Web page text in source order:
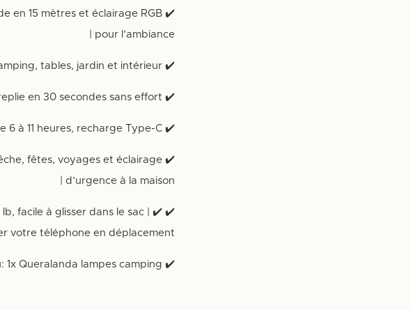
en 15 mètres et éclairage RGB
pour l’ambiance |
✔️ Résistance à l’eau IPX4: adaptée au camping, tables, jardin et intérieur |
✔️ Mise en rangement rapide: se replie en 30 secondes sans effort |
✔️ Batterie 4000 mAh: autonomie de 6 à 11 heures, recharge Type-C |
fêtes, voyages et éclairage
d’urgence à la maison |
lb, facile à glisser dans le sac | ✔️
votre téléphone en déplacement |
✔️ Contenu: 1x Queralanda lampes camping